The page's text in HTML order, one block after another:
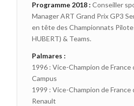
Programme 2018 : Conseiller
Manager ART Grand Prix GP3
en tête des Championnats
HUBERT) & Teams.
Palmares :
1996 : Vice-Champion de France
Campus
1999 : Vice-Champion de France
Renault